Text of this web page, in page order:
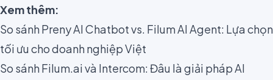
Xem thêm:
So sánh Preny AI Chatbot vs. Filum AI Agent: Lựa chọn
tối ưu cho doanh nghiệp Việt
So sánh Filum.ai và Intercom: Đâu là giải pháp AI